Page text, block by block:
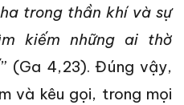
trong thần khí và sự
kiếm những ai thờ
” (Ga 4,23). Đúng vậy,
và kêu gọi, trong mọi